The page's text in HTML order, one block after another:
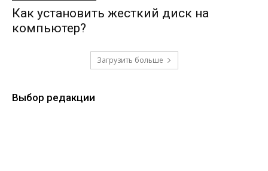
Как установить жесткий диск на
компьютер?
Загрузить больше
Выбор редакции